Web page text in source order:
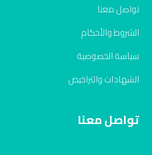
تواصل معنا
الشروط والأحكام
سياسة الخصوصية
الشهادات والتراخيص
تواصل معنا